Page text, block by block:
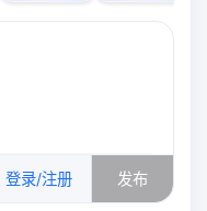
登录/注册 发布